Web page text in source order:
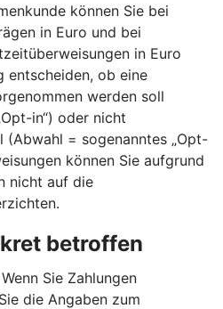
können Sie bei
in Euro und bei
in Euro
entscheiden, ob eine
werden soll
in“) oder nicht
= sogenanntes „Opt-
können Sie aufgrund
nicht auf die
betroffen
Wenn Sie Zahlungen
die Angaben zum